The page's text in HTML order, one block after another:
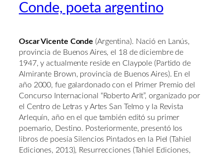
Conde, poeta argentino
Oscar Vicente Conde (Argentina). Nació en Lanús,
provincia de Buenos Aires, el 18 de diciembre de
1947, y actualmente reside en Claypole (Partido de
Almirante Brown, provincia de Buenos Aires). En el
año 2000, fue galardonado con el Primer Premio del
Concurso Internacional “Roberto Arlt”, organizado por
el Centro de Letras y Artes San Telmo y la Revista
Arlequín, año en el que también editó su primer
poemario, Destino. Posteriormente, presentó los
libros de poesía Silencios Pintados en la Piel (Tahiel
Ediciones, 2013), Resurrecciones (Tahiel Ediciones,